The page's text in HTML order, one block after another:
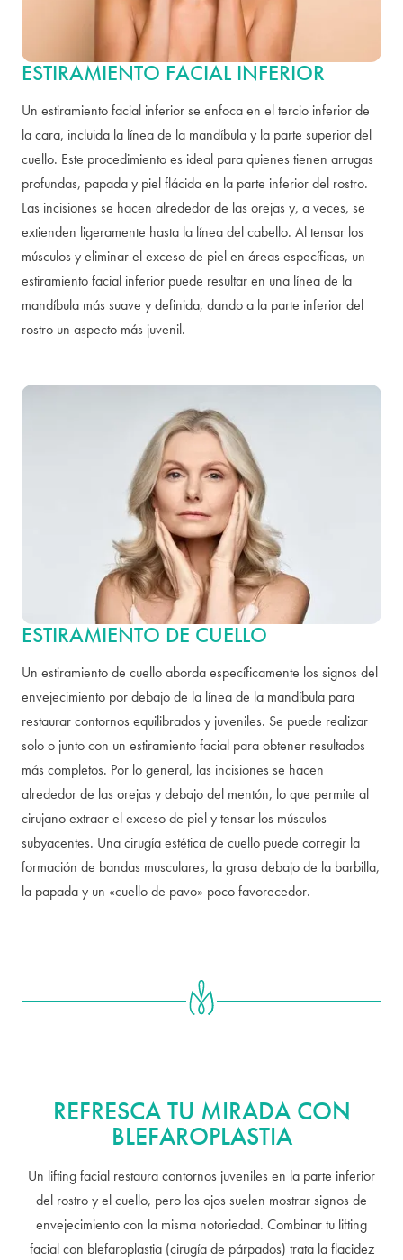
ESTIRAMIENTO FACIAL INFERIOR
Un estiramiento facial inferior se enfoca en el tercio inferior de
la cara, incluida la línea de la mandíbula y la parte superior del
cuello. Este procedimiento es ideal para quienes tienen arrugas
profundas, papada y piel flácida en la parte inferior del rostro.
Las incisiones se hacen alrededor de las orejas y, a veces, se
extienden ligeramente hasta la línea del cabello. Al tensar los
músculos y eliminar el exceso de piel en áreas específicas, un
estiramiento facial inferior puede resultar en una línea de la
mandíbula más suave y definida, dando a la parte inferior del
rostro un aspecto más juvenil.
ESTIRAMIENTO DE CUELLO
Un estiramiento de cuello aborda específicamente los signos del
envejecimiento por debajo de la línea de la mandíbula para
restaurar contornos equilibrados y juveniles. Se puede realizar
solo o junto con un estiramiento facial para obtener resultados
más completos. Por lo general, las incisiones se hacen
alrededor de las orejas y debajo del mentón, lo que permite al
cirujano extraer el exceso de piel y tensar los músculos
subyacentes. Una cirugía estética de cuello puede corregir la
formación de bandas musculares, la grasa debajo de la barbilla,
la papada y un «cuello de pavo» poco favorecedor.
REFRESCA TU MIRADA CON
BLEFAROPLASTIA
Un lifting facial restaura contornos juveniles en la parte inferior
del rostro y el cuello, pero los ojos suelen mostrar signos de
envejecimiento con la misma notoriedad. Combinar tu lifting
facial con blefaroplastia (cirugía de párpados) trata la flacidez